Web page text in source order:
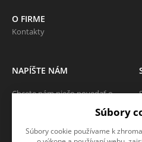
O FIRME
Kontakty
NAPÍŠTE NÁM
Chcete nám niečo povedať o
shope? Neváhajte napísať.Súbory
Súbory cookie používame k